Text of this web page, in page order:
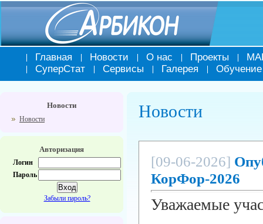
Главная Новости О нас Проекты
СуперСтат
Сервисы Галерея Обучение
Новости
Новости
Авторизация
Логин
Пароль
Забыли пароль?
Новости
[09-06-2026]
КорФор-2026
Уважаемые